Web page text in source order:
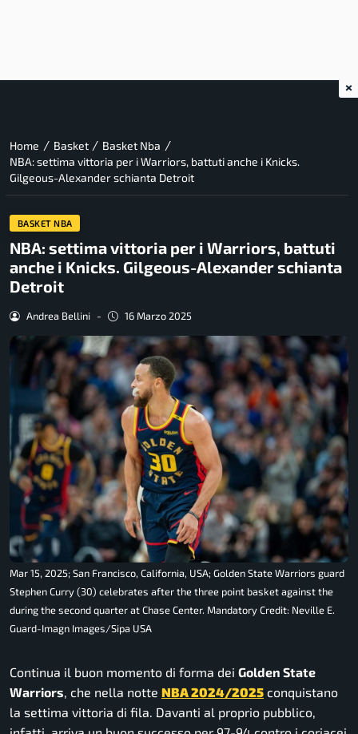
Home / Basket / Basket Nba /
NBA: settima vittoria per i Warriors, battuti anche i Knicks.
Gilgeous-Alexander schianta Detroit
BASKET NBA
NBA: settima vittoria per i Warriors, battuti
anche i Knicks. Gilgeous-Alexander schianta
Detroit
Andrea Bellini - 16 Marzo 2025
Mar 15, 2025; San Francisco, California, USA; Golden State Warriors guard
Stephen Curry (30) celebrates after the three point basket against the
during the second quarter at Chase Center. Mandatory Credit: Neville E.
Guard-Imagn Images/Sipa USA
Continua il buon momento di forma dei Golden State
Warriors, che nella notte NBA 2024/2025 conquistano
la settima vittoria di fila. Davanti al proprio pubblico,
×